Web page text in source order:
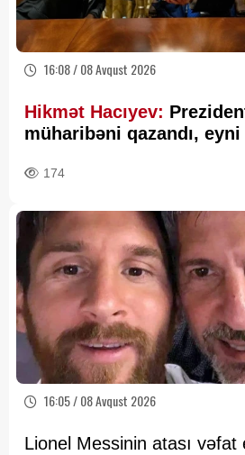
16:08 / 08 Avqust 2026
Hikmət Hacıyev:
müharibəni qazandı, eyni
174
16:05 / 08 Avqust 2026
Lionel Messinin atası vəfat